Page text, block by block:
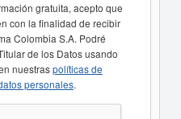
gratuita, acepto que
con la finalidad de recibir
Colombia S.A. Podré
de los Datos usando
nuestraspolíticas de
personales.